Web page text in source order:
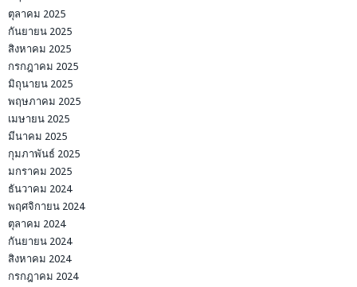
ตุลาคม 2025
กันยายน 2025
สิงหาคม 2025
กรกฎาคม 2025
มิถุนายน 2025
พฤษภาคม 2025
เมษายน 2025
มีนาคม 2025
กุมภาพันธ์ 2025
มกราคม 2025
ธันวาคม 2024
พฤศจิกายน 2024
ตุลาคม 2024
กันยายน 2024
สิงหาคม 2024
กรกฎาคม 2024